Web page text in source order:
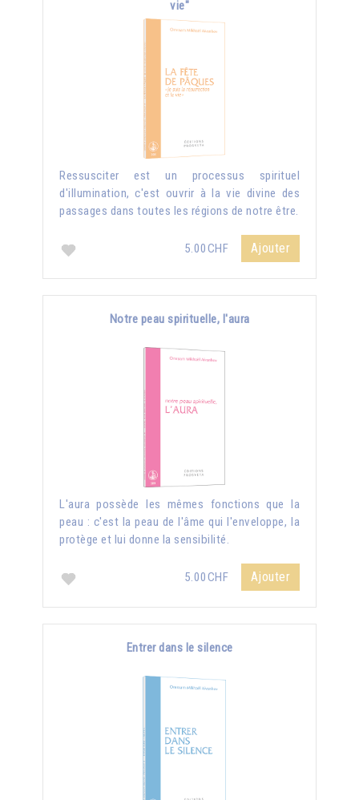
vie"
Ressusciter est un processus spirituel
d'illumination, c'est ouvrir à la vie divine des
passages dans toutes les régions de notre être.
5.00CHF Ajouter
Notre peau spirituelle, l'aura
L'aura possède les mêmes fonctions que la
peau : c'est la peau de l'âme qui l'enveloppe, la
protège et lui donne la sensibilité.
5.00CHF Ajouter
Entrer dans le silence